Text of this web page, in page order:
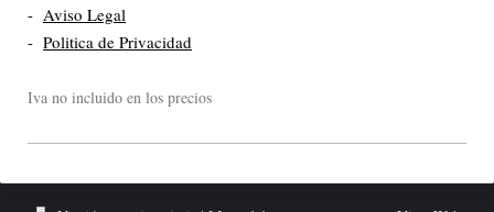
- Aviso Legal
- Politica de Privacidad
Iva no incluido en los precios